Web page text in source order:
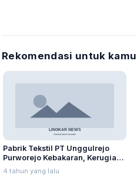
Rekomendasi untuk kamu
Pabrik Tekstil PT Unggulrejo
Purworejo Kebakaran, Kerugian
Capai Puluhan Juta Rupiah
4 tahun yang lalu